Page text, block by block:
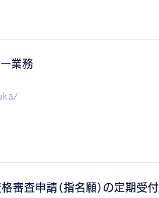
業務
審査申請（指名願）の定期受付